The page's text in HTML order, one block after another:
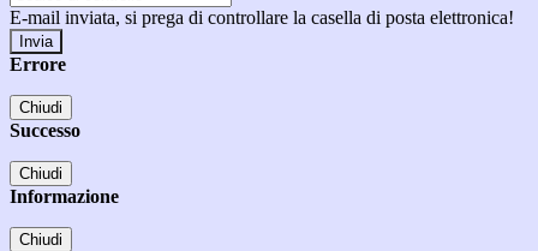
E-mail inviata, si prega di controllare la casella di posta elettronica!
Errore
Chiudi
Successo
Chiudi
Informazione
Chiudi